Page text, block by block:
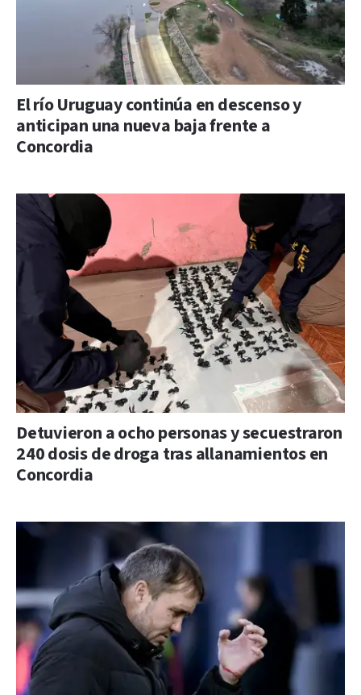
El río Uruguay continúa en descenso y
anticipan una nueva baja frente a
Concordia
Detuvieron a ocho personas y secuestraron
240 dosis de droga tras allanamientos en
Concordia